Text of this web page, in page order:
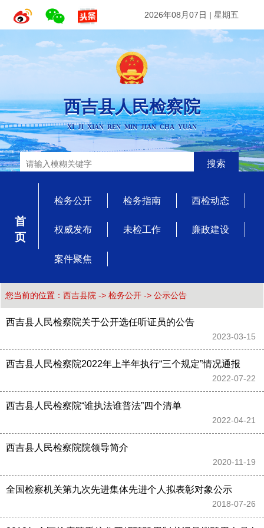
2026年08月07日 | 星期五
西吉县人民检察院
XI JI XIAN REN MIN JIAN CHA YUAN
搜索
首 页
检务公开 检务指南 西检动态
权威发布 未检工作 廉政建设
案件聚焦
您当前的位置： 西吉县院 -> 检务公开-> 公示公告
西吉县人民检察院关于公开选任听证员的公告
2023-03-15
西吉县人民检察院2022年上半年执行“三个规定”情况通报
2022-07-22
西吉县人民检察院“谁执法谁普法”四个清单
2022-04-21
西吉县人民检察院院领导简介
2020-11-19
全国检察机关第九次先进集体先进个人拟表彰对象公示
2018-07-26